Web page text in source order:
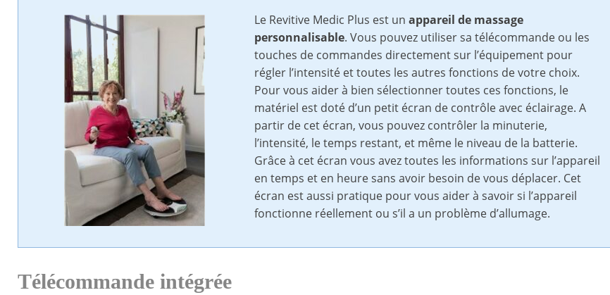
Le Revitive Medic Plus est un appareil de massage
personnalisable. Vous pouvez utiliser sa télécommande ou les
touches de commandes directement sur l’équipement pour
régler l’intensité et toutes les autres fonctions de votre choix.
Pour vous aider à bien sélectionner toutes ces fonctions, le
matériel est doté d’un petit écran de contrôle avec éclairage. A
partir de cet écran, vous pouvez contrôler la minuterie,
l’intensité, le temps restant, et même le niveau de la batterie.
Grâce à cet écran vous avez toutes les informations sur l’appareil
en temps et en heure sans avoir besoin de vous déplacer. Cet
écran est aussi pratique pour vous aider à savoir si l’appareil
fonctionne réellement ou s’il a un problème d’allumage.
Télécommande intégrée